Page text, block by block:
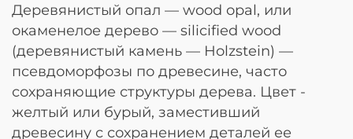
Деревянистый опал — wood opal, или
окаменелое дерево — silicified wood
(деревянистый камень — Holzstein) —
псевдоморфозы по древесине, часто
сохраняющие структуры дерева. Цвет -
желтый или бурый, заместивший
древесину с сохранением деталей ее